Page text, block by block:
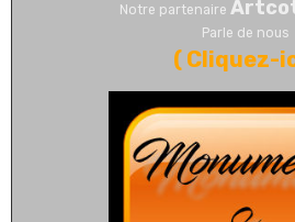
Notre partenaire
Parle de nous
( Cliquez-